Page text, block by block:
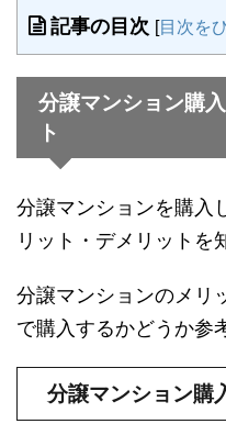
記事の目次 [目次を
分譲マンション購
ト
分譲マンションを購入
リット・デメリットを
分譲マンションのメリ
で購入するかどうか参
分譲マンション購